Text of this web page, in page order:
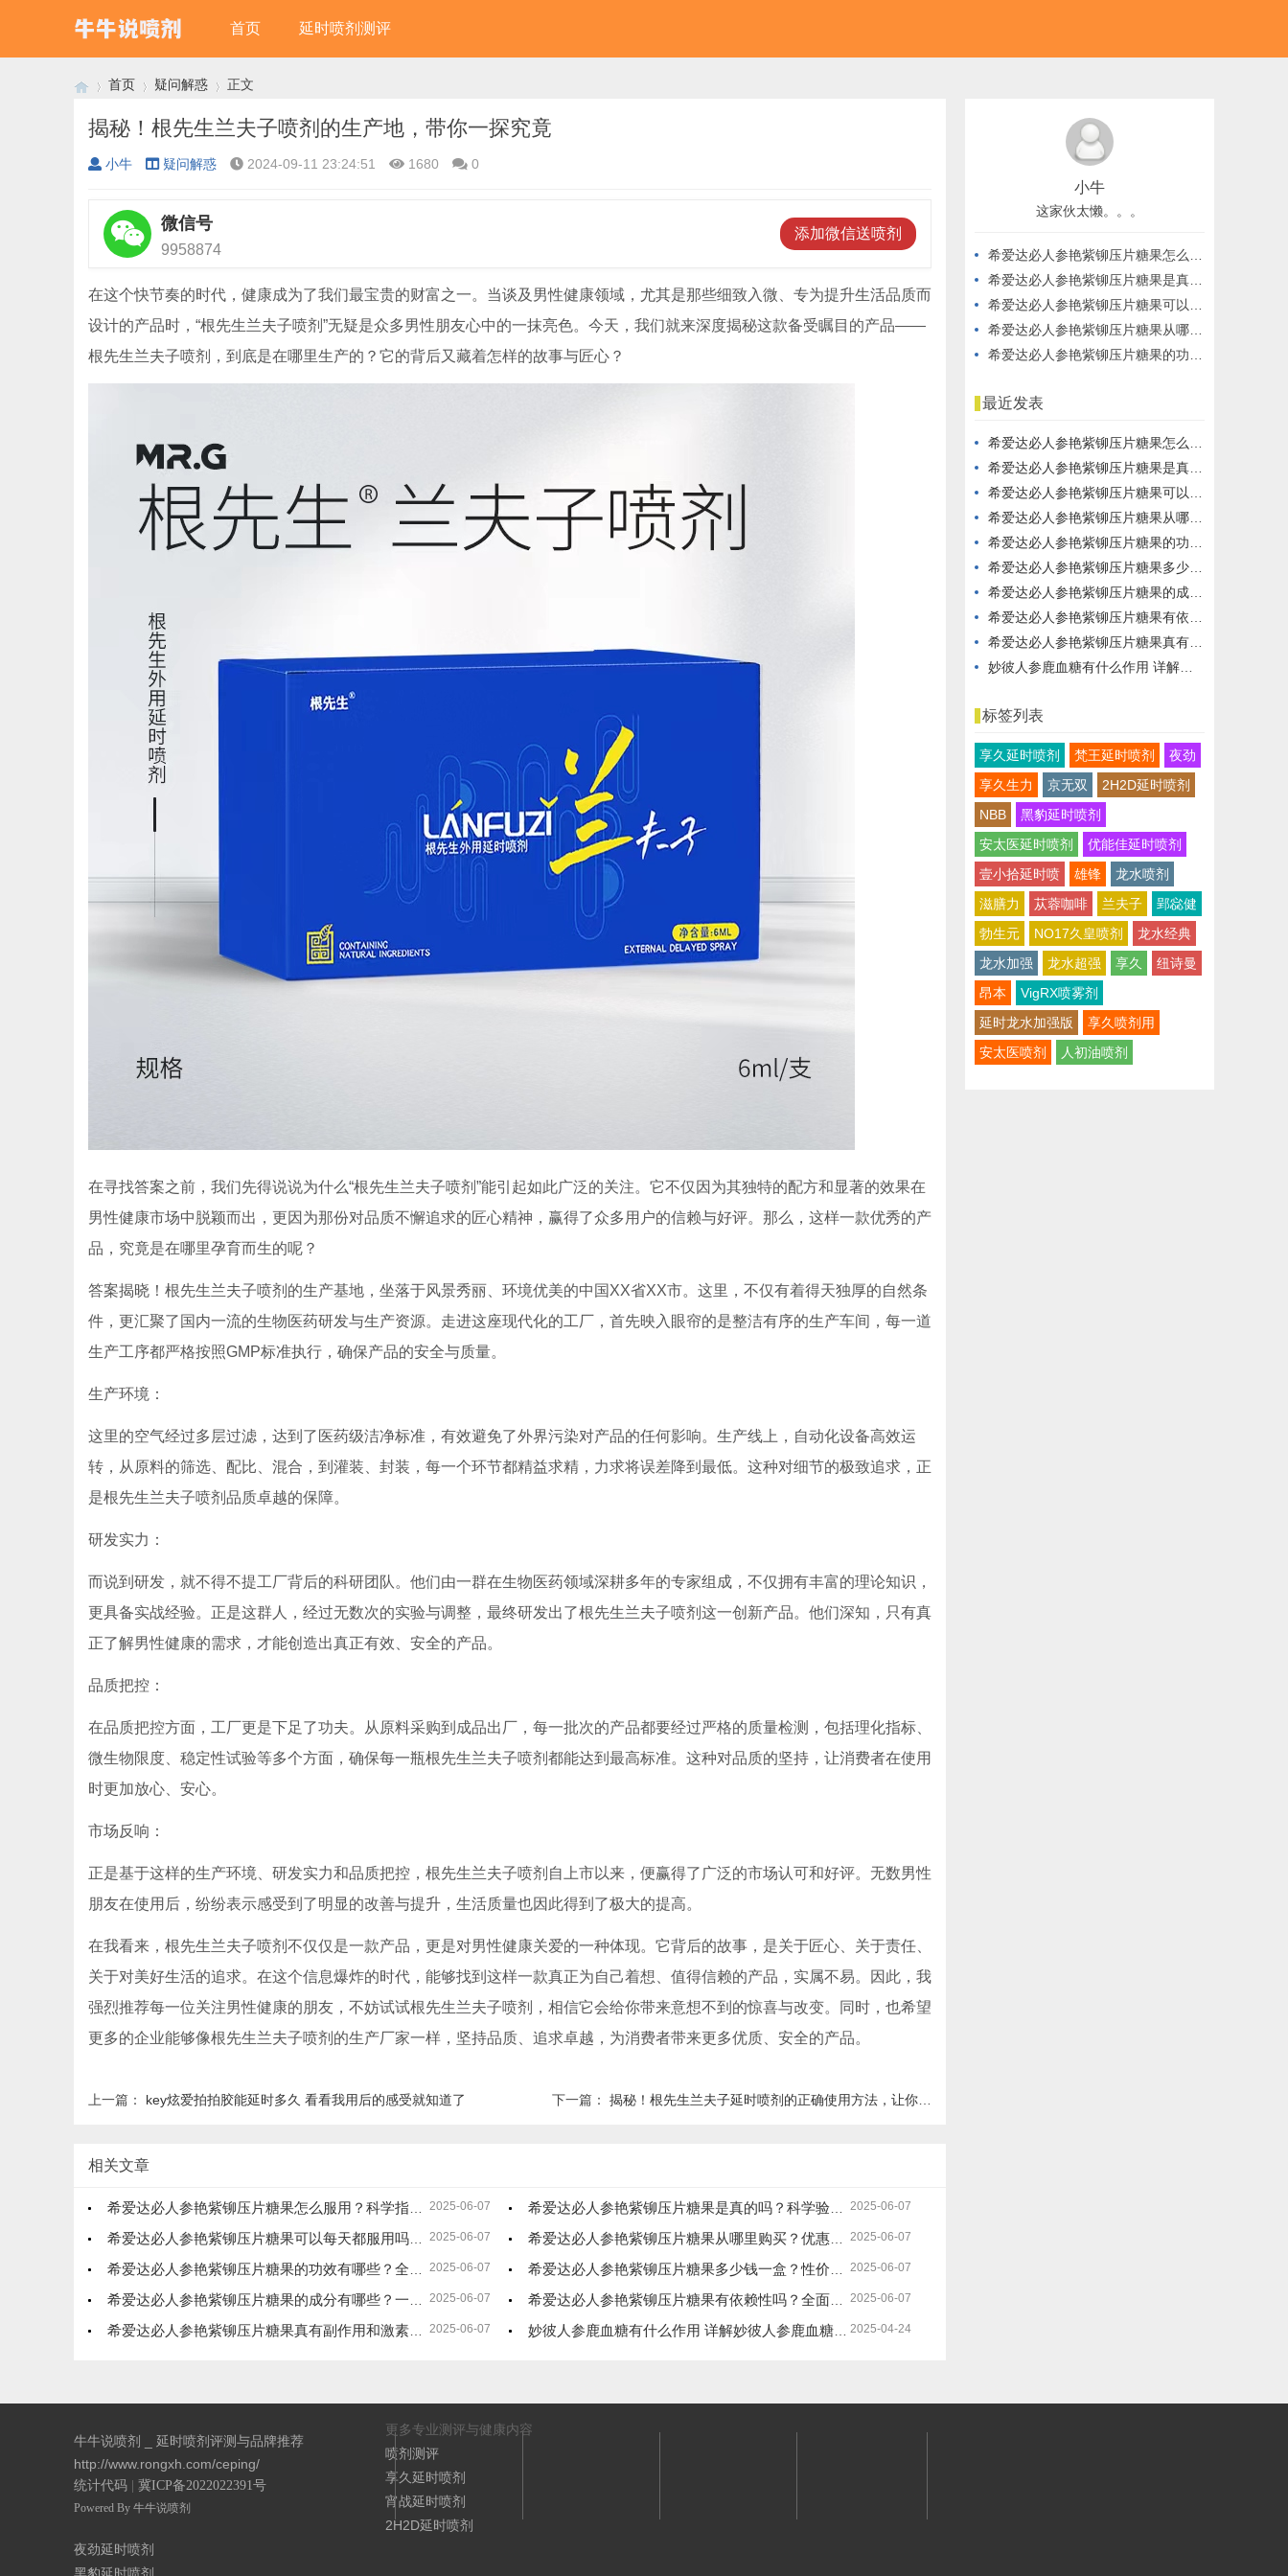
首页 延时喷剂测评
›
首页 疑问解惑
›
正文
揭秘！根先生兰夫子喷剂的生产地，带你一探究竟
小牛 疑问解惑 2024-09-11 23:24:51 1680 0
󦘖 微信号
9958874
添加微信送喷剂
在这个快节奏的时代，健康成为了我们最宝贵的财富之一。当谈及男性健康领域，尤其是那些细致入微、专为提升生活品质而
设计的产品时，“根先生兰夫子喷剂”无疑是众多男性朋友心中的一抹亮色。今天，我们就来深度揭秘这款备受瞩目的产品——
根先生兰夫子喷剂，到底是在哪里生产的？它的背后又藏着怎样的故事与匠心？
在寻找答案之前，我们先得说说为什么“根先生兰夫子喷剂”能引起如此广泛的关注。它不仅因为其独特的配方和显著的效果在
男性健康市场中脱颖而出，更因为那份对品质不懈追求的匠心精神，赢得了众多用户的信赖与好评。那么，这样一款优秀的产
品，究竟是在哪里孕育而生的呢？
答案揭晓！根先生兰夫子喷剂的生产基地，坐落于风景秀丽、环境优美的中国XX省XX市。这里，不仅有着得天独厚的自然条
件，更汇聚了国内一流的生物医药研发与生产资源。走进这座现代化的工厂，首先映入眼帘的是整洁有序的生产车间，每一道
生产工序都严格按照GMP标准执行，确保产品的安全与质量。
生产环境：
这里的空气经过多层过滤，达到了医药级洁净标准，有效避免了外界污染对产品的任何影响。生产线上，自动化设备高效运
转，从原料的筛选、配比、混合，到灌装、封装，每一个环节都精益求精，力求将误差降到最低。这种对细节的极致追求，正
是根先生兰夫子喷剂品质卓越的保障。
研发实力：
而说到研发，就不得不提工厂背后的科研团队。他们由一群在生物医药领域深耕多年的专家组成，不仅拥有丰富的理论知识，
更具备实战经验。正是这群人，经过无数次的实验与调整，最终研发出了根先生兰夫子喷剂这一创新产品。他们深知，只有真
正了解男性健康的需求，才能创造出真正有效、安全的产品。
品质把控：
在品质把控方面，工厂更是下足了功夫。从原料采购到成品出厂，每一批次的产品都要经过严格的质量检测，包括理化指标、
微生物限度、稳定性试验等多个方面，确保每一瓶根先生兰夫子喷剂都能达到最高标准。这种对品质的坚持，让消费者在使用
时更加放心、安心。
市场反响：
正是基于这样的生产环境、研发实力和品质把控，根先生兰夫子喷剂自上市以来，便赢得了广泛的市场认可和好评。无数男性
朋友在使用后，纷纷表示感受到了明显的改善与提升，生活质量也因此得到了极大的提高。
在我看来，根先生兰夫子喷剂不仅仅是一款产品，更是对男性健康关爱的一种体现。它背后的故事，是关于匠心、关于责任、
关于对美好生活的追求。在这个信息爆炸的时代，能够找到这样一款真正为自己着想、值得信赖的产品，实属不易。因此，我
强烈推荐每一位关注男性健康的朋友，不妨试试根先生兰夫子喷剂，相信它会给你带来意想不到的惊喜与改变。同时，也希望
更多的企业能够像根先生兰夫子喷剂的生产厂家一样，坚持品质、追求卓越，为消费者带来更多优质、安全的产品。
上一篇： key炫爱拍拍胶能延时多久 看看我用后的感受就知道了 下一篇： 揭秘！根先生兰夫子延时喷剂的正确使用方法，让你轻松掌握性生活新技能
相关文章
2025-06-07
希爱达必人参艳紫铆压片糖果怎么服用？科学指南，轻松掌握！ 2025-06-07
希爱达必人参艳紫铆压片糖果是真的吗？科学验证，真实有效！
2025-06-07
希爱达必人参艳紫铆压片糖果可以每天都服用吗？科学解析，安全又有效！ 2025-06-07
希爱达必人参艳紫铆压片糖果从哪里购买？优惠力度大，品质保障！
2025-06-07
希爱达必人参艳紫铆压片糖果的功效有哪些？全面解析，效果显著！ 2025-06-07
希爱达必人参艳紫铆压片糖果多少钱一盒？性价比高，效果显著！
2025-06-07
希爱达必人参艳紫铆压片糖果的成分有哪些？一文详尽解析，效果更显著！ 2025-06-07
希爱达必人参艳紫铆压片糖果有依赖性吗？全面解析，安心服用！
2025-06-07
希爱达必人参艳紫铆压片糖果真有副作用和激素？558元一盒到底值不值？看完这篇你就懂了！ 2025-04-24
妙彼人参鹿血糖有什么作用 详解妙彼人参鹿血糖对男人和女人的作用
小牛
这家伙太懒。。。
希爱达必人参艳紫铆压片糖果怎么服用？科学指南，轻松掌握！
希爱达必人参艳紫铆压片糖果是真的吗？科学验证，真实有效！
希爱达必人参艳紫铆压片糖果可以每天都服用吗？科学解析，安全又有效！
希爱达必人参艳紫铆压片糖果从哪里购买？优惠力度大，品质保障！
希爱达必人参艳紫铆压片糖果的功效有哪些？全面解析，效果显著！
最近发表
希爱达必人参艳紫铆压片糖果怎么服用？科学指南，轻松掌握！
希爱达必人参艳紫铆压片糖果是真的吗？科学验证，真实有效！
希爱达必人参艳紫铆压片糖果可以每天都服用吗？科学解析，安全又有效！
希爱达必人参艳紫铆压片糖果从哪里购买？优惠力度大，品质保障！
希爱达必人参艳紫铆压片糖果的功效有哪些？全面解析，效果显著！
希爱达必人参艳紫铆压片糖果多少钱一盒？性价比高，效果显著！
希爱达必人参艳紫铆压片糖果的成分有哪些？一文详尽解析，效果更显著！
希爱达必人参艳紫铆压片糖果有依赖性吗？全面解析，安心服用！
希爱达必人参艳紫铆压片糖果真有副作用和激素？558元一盒到底值不值？看完这篇你就懂了！
妙彼人参鹿血糖有什么作用 详解妙彼人参鹿血糖对男人和女人的作用
标签列表
享久延时喷剂 梵王延时喷剂
夜劲
享久生力
京无双
2H2D延时喷剂
NBB
黑豹延时喷剂
安太医延时喷剂
优能佳延时喷剂
壹小拾延时喷
雄锋
龙水喷剂
滋膳力
苁蓉咖啡 兰夫子
郢惢健
勃生元
NO17久皇喷剂
龙水经典
龙水加强
龙水超强 享久
​纽诗曼
昂本
VigRX喷雾剂
延时龙水加强版
享久喷剂用
安太医喷剂
人初油喷剂
牛牛说喷剂 _ 延时喷剂评测与品牌推荐
http://www.rongxh.com/ceping/
统计代码 冀ICP备2022022391号
Powered By 牛牛说喷剂
更多专业测评与健康内容
喷剂测评
享久延时喷剂
宵战延时喷剂
2H2D延时喷剂
夜劲延时喷剂